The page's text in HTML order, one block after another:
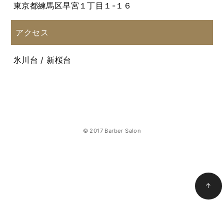
東京都練馬区早宮１丁目１-１６
アクセス
氷川台 / 新桜台
© 2017 Barber Salon
↑